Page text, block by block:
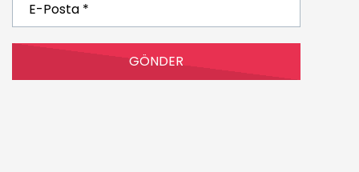
Posta
*